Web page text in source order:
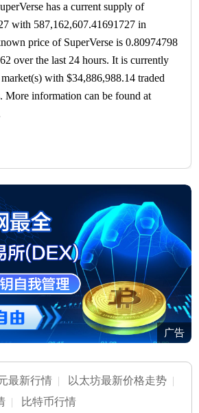
has a current supply of
with 587,162,607.41691727 in
price of SuperVerse is 0.80974798
over the last 24 hours. It is currently
with $34,886,988.14 traded
More information can be found at
广告
最新行情 | 以太坊最新价格走势 |
| 比特币行情